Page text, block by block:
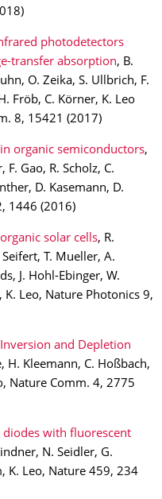
photodetectors
transfer absorption, B.
O. Zeika, S. Ullbrich, F.
Fröb, C. Körner, K. Leo
8, 15421 (2017)
organic semiconductors,
F. Gao, R. Scholz, C.
D. Kasemann, D.
1446 (2016)
solar cells, R.
T. Mueller, A.
J. Hohl-Ebinger, W.
K. Leo, Nature Photonics 9,
and Depletion
H. Kleemann, C. Hoßbach,
Nature Comm. 4, 2775
with fluorescent
N. Seidler, G.
K. Leo, Nature 459, 234